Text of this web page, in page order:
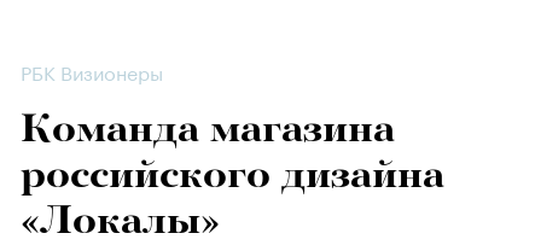
РБК Визионеры
Команда магазина
российского дизайна
«Локалы»